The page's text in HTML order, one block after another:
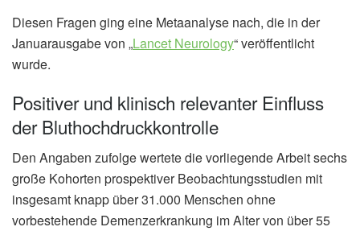
Diesen Fragen ging eine Metaanalyse nach, die in der
Januarausgabe von „Lancet Neurology“ veröffentlicht
wurde.
Positiver und klinisch relevanter Einfluss
der Bluthochdruckkontrolle
Den Angaben zufolge wertete die vorliegende Arbeit sechs
große Kohorten prospektiver Beobachtungsstudien mit
insgesamt knapp über 31.000 Menschen ohne
vorbestehende Demenzerkrankung im Alter von über 55